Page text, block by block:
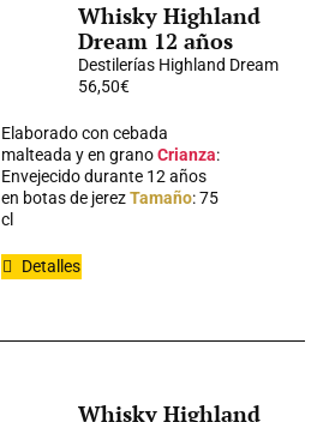
Whisky Highland
Dream 12 años
Destilerías Highland Dream
56,50€
Elaborado con cebada
malteada y en granoCrianza:
Envejecido durante 12 años
en botas de jerezTamaño: 75
cl
Detalles
Whisky Highland